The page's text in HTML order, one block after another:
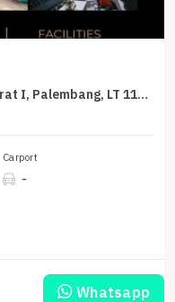
Properti Siap Pakai di Area Ilir Barat I, Palembang, LT 117m²
Carport
-
Whatsapp